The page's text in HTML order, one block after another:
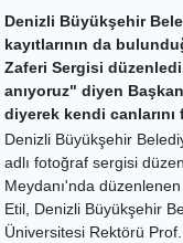
Denizli Büyükşehir
kayıtlarının da
Zaferi Sergisi
anıyoruz" diyen
diyerek kendi
Denizli Büyükşehir
adlı fotoğraf sergisi
Meydanı'nda düzenlenen
Etil, Denizli Büyükşehir
Üniversitesi Rektörü